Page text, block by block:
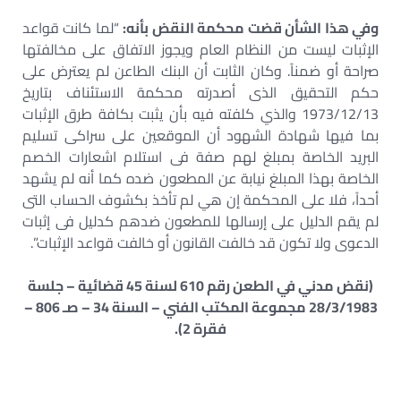
وفي هذا الشأن قضت محكمة النقض بأنه:“لما كانت قواعد
الإثبات ليست من النظام العام ويجوز الاتفاق على مخالفتها
صراحة أو ضمناً. وكان الثابت أن البنك الطاعن لم يعترض على
حكم التحقيق الذى أصدرته محكمة الاستئناف بتاريخ
1973/12/13 والذي كلفته فيه بأن يثبت بكافة طرق الإثبات
بما فيها شهادة الشهود أن الموقعين على سراكى تسليم
البريد الخاصة بمبلغ لهم صفة فى استلام اشعارات الخصم
الخاصة بهذا المبلغ نيابة عن المطعون ضده كما أنه لم يشهد
أحداً، فلا على المحكمة إن هي لم تأخذ بكشوف الحساب التى
لم يقم الدليل على إرسالها للمطعون ضدهم كدليل فى إثبات
الدعوى ولا تكون قد خالفت القانون أو خالفت قواعد الإثبات”.
(نقض مدني في الطعن رقم 610 لسنة 45 قضائية – جلسة
28/3/1983 مجموعة المكتب الفني – السنة 34 – صـ 806 –
فقرة 2).